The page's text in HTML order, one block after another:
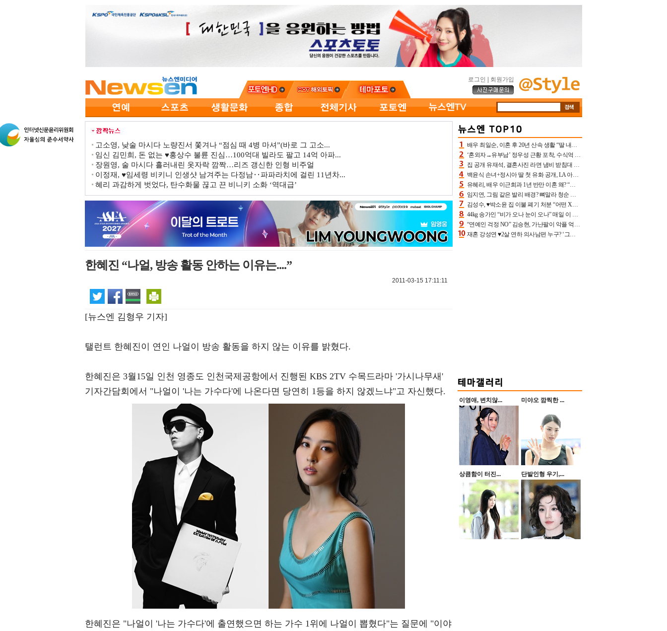
로그인 회원가입
고소영, 낮술 마시다 노량진서 쫓겨나 “점심 때 4병 마셔”(바로 그 고소...
임신 김민희, 돈 없는 ♥홍상수 불륜 진심…100억대 빌라도 팔고 14억 아파...
장원영, 술 마시다 흘러내린 옷자락 깜짝…리즈 갱신한 인형 비주얼
이정재, ♥임세령 비키니 인생샷 남겨주는 다정남‥파파라치에 걸린 11년차...
혜리 과감하게 벗었다, 탄수화물 끊고 끈 비니키 소화 ‘역대급’
한혜진 “나얼, 방송 활동 안하는 이유는....”
2011-03-15 17:11:11
[뉴스엔 김형우 기자]
탤런트 한혜진이 연인 나얼이 방송 활동을 하지 않는 이유를 밝혔다.
한혜진은 3월15일 인천 영종도 인천국제공항에서 진행된 KBS 2TV 수목드라마 '가시나무새'
기자간담회에서 "나얼이 '나는 가수다'에 나온다면 당연히 1등을 하지 않겠느냐"고 자신했다.
한혜진은 "나얼이 '나는 가수다'에 출연했으면 하는 가수 1위에 나얼이 뽑혔다"는 질문에 "이야
배우 최일순, 이혼 후 20년 산속 생활 “딸 내가 버렸다고 원망‥맘 아파”(특종)[어제TV]
‘혼외자→유부남’ 정우성 근황 포착, 수식억 해킹 피해 후배 만났다 “존경하는”
집 공개 유재석, 결혼사진 라면 냄비 받침대 되고 분노‥가족사진도 피해(놀뭐)[어제TV]
백윤식 손녀+정시아 딸 첫 유화 공개, LA 아트쇼→서울국제조각페스타 작가다운 수준급 실력
유혜리, 배우 이근희과 1년 반만 이혼 왜? “식칼 꽂고 의자 던져” 충격 폭로(특종)[어제TV]
임지연, 그림 같은 발리 배경? 뼈말라 청순 비키니 핏에 상대 안 되네
김성수, ♥박소윤 집 이불 폐기 처분 “어떤 X이랑 썼을지 몰라” 질투(신랑수업2)[어제TV]
44kg 송가인 “비가 오나 눈이 오나” 매일 이 운동, 허벅지 근육량 상승+체지방 감소
“연예인 걱정 NO” 김승현, 가난팔이 악플 억울할만‥아내+딸과 日 여행
재혼 강성연 ♥2살 연하 의사남편 누구? ‘그알’ 자문의에 훈남 비주얼 초엘리트 스펙 [종합]
이영애, 변치않... 미야오 깜찍한 ...
상큼함이 터진... 단발인형 우기,...